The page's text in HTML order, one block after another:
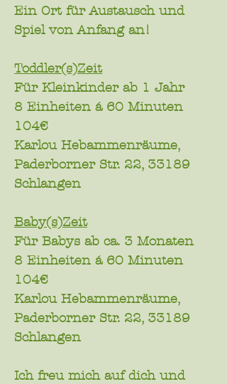
Ein Ort für Austausch und
Spiel von Anfang an!
Toddler(s)Zeit
Für Kleinkinder ab 1 Jahr
8 Einheiten á 60 Minuten
104€
Karlou Hebammenräume,
Paderborner Str. 22, 33189
Schlangen
Baby(s)Zeit
Für Babys ab ca. 3 Monaten
8 Einheiten á 60 Minuten
104€
Karlou Hebammenräume,
Paderborner Str. 22, 33189
Schlangen
Ich freu mich auf dich und